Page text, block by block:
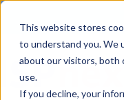
This website stores
to understand you. We
about our visitors, both
use.
If you decline, your